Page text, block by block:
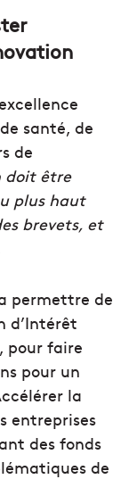
santé, de
de
doit être
plus haut
brevets, et
permettre de
d’Intérêt
pour faire
pour un
la
entreprises
des fonds
de